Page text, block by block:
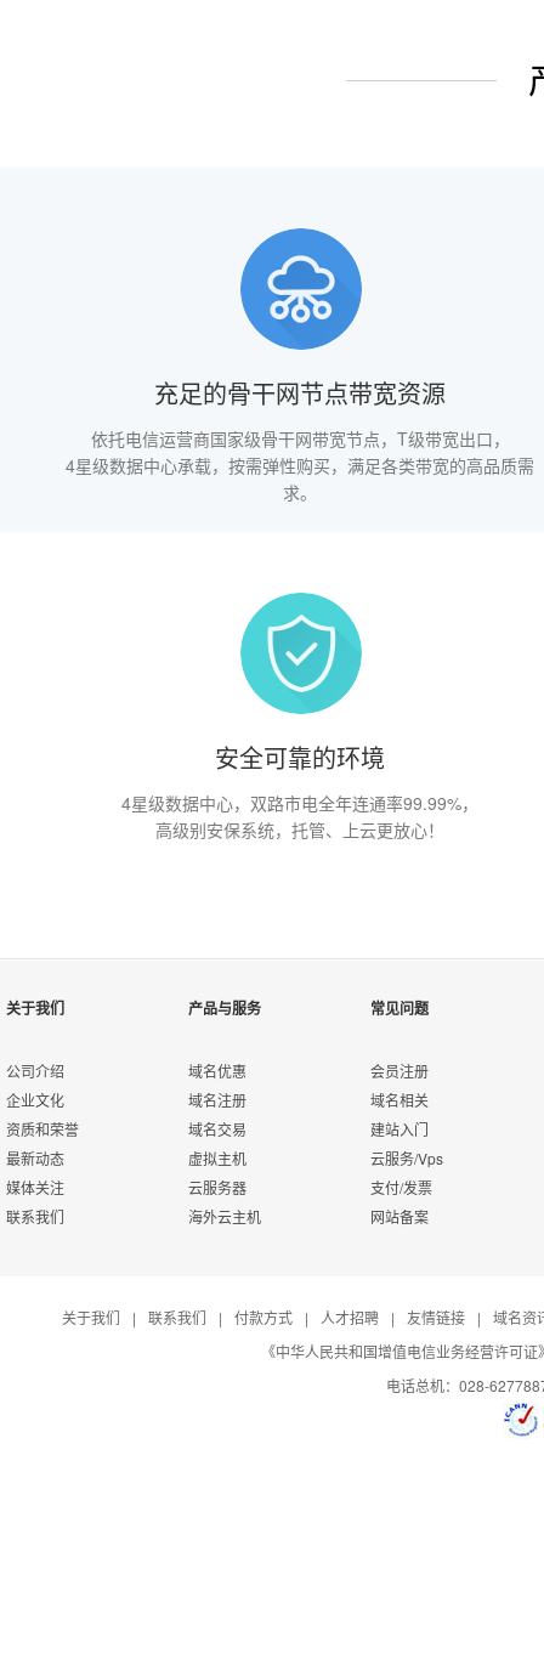
充足的骨干网节点带宽资源
依托电信运营商国家级骨干网带宽节点，T级带宽出口，
4星级数据中心承载，按需弹性购买，满足各类带宽的高品质需
求。
安全可靠的环境
4星级数据中心，双路市电全年连通率99.99%，
高级别安保系统，托管、上云更放心！
关于我们
公司介绍
企业文化
资质和荣誉
最新动态
媒体关注
联系我们
产品与服务
域名优惠
域名注册
域名交易
虚拟主机
云服务器
海外云主机
常见问题
会员注册
域名相关
建站入门
云服务/Vps
支付/发票
网站备案
关于我们 | 联系我们 | 付款方式 | 人才招聘 | 友情链接 |
域名资
《中华人民共和国增值电信业务经营许可
电话总机：028-